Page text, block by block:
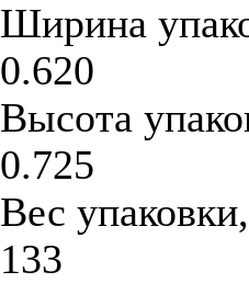
Ширина
0.620
Высота
0.725
Вес
133